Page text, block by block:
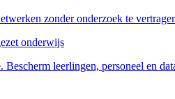
zonder onderzoek te
onderwijs
Bescherm leerlingen, personeel en